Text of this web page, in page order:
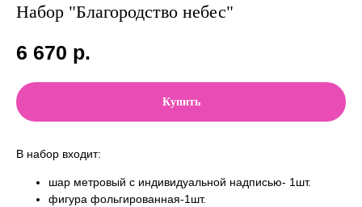
Набор "Благородство небес"
6 670 р.
Купить
В набор входит:
шар метровый с индивидуальной надписью- 1шт.
фигура фольгированная-1шт.